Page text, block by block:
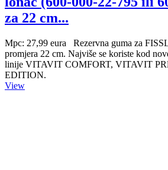
za 22 cm...
Mpc: 27,99 eura Rezervna guma za
promjera 22 cm. Najviše se koriste kod
linije VITAVIT COMFORT, VITAVIT
EDITION.
View